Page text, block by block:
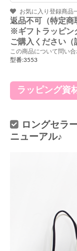
お気に入り登録商品
返品不可（特定商
※ギフトラッピン
ご購入ください（
この商品について問い
型番:3553
ラッピング資
ロングセラ
ニューアル♪